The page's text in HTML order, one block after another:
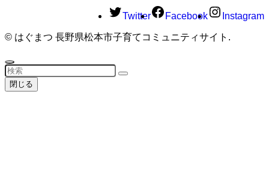
Twitter Facebook Instagram
© はぐまつ 長野県松本市子育てコミュニティサイト.
閉じる